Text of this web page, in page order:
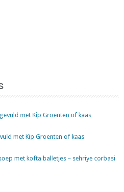
met Kip Groenten of kaas
met Kip Groenten of kaas
met kofta balletjes – sehriye corbasi